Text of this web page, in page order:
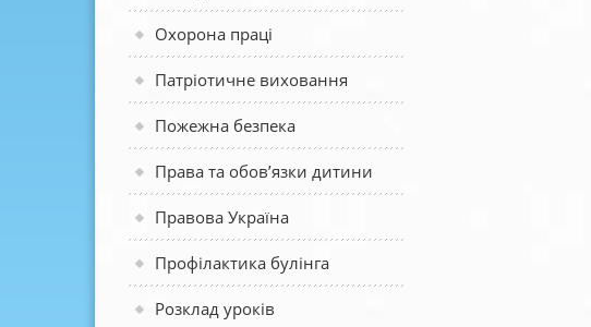
Охорона праці
Патріотичне виховання
Пожежна безпека
Права та обов’язки дитини
Правова Україна
Профілактика булінга
Розклад уроків